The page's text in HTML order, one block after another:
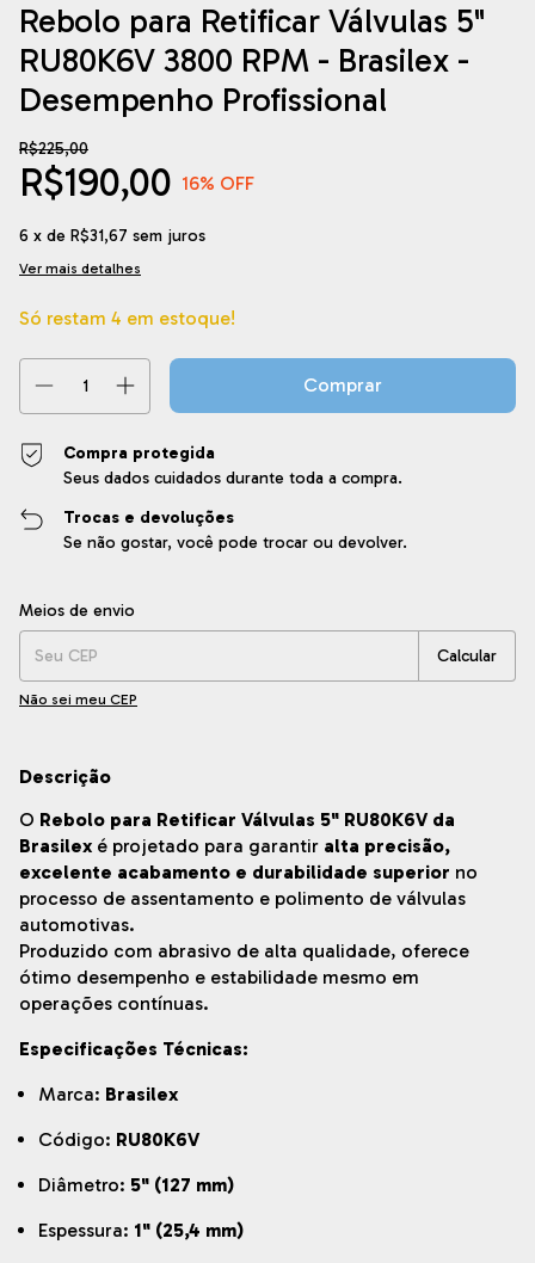
Rebolo para Retificar Válvulas 5"
RU80K6V 3800 RPM - Brasilex -
Desempenho Profissional
R$225,00
R$190,00 16% OFF
6 x de R$31,67 sem juros
Ver mais detalhes
Só restam 4 em estoque!
Compra protegida
Seus dados cuidados durante toda a compra.
Trocas e devoluções
Se não gostar, você pode trocar ou devolver.
Entregas para o CEP:
Meios de envio
Calcular
Não sei meu CEP
Descrição
O Rebolo para Retificar Válvulas 5" RU80K6V da
Brasilex é projetado para garantir alta precisão,
excelente acabamento e durabilidade superior no
processo de assentamento e polimento de válvulas
automotivas.
Produzido com abrasivo de alta qualidade, oferece
ótimo desempenho e estabilidade mesmo em
operações contínuas.
Especificações Técnicas:
Marca: Brasilex
Código: RU80K6V
Diâmetro: 5" (127 mm)
Espessura: 1" (25,4 mm)